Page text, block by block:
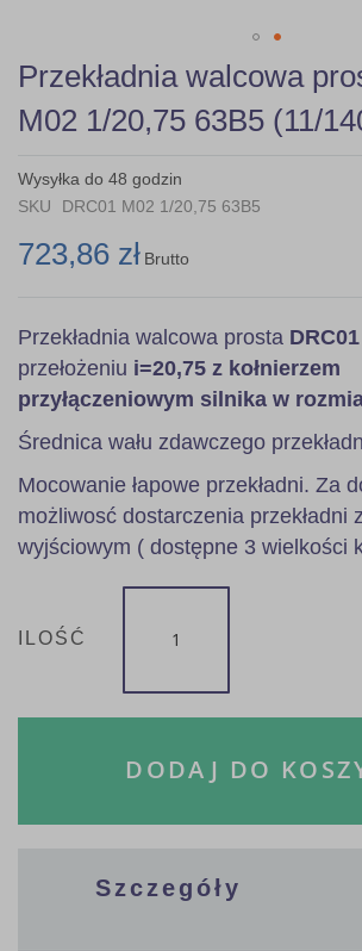
Skip
to
the
beginning
the
images
Przekładnia walcowa
M02 1/20,75 63B5 (11/
Wysyłka do 48 godzin
SKU
DRC01 M02 1/20,75 63B5
723,86 zł Brutto
Przekładnia walcowa prosta
przełożeniu i=20,75 z kołnierzem
przyłączeniowym silnika w
Średnica wału zdawczego
Mocowanie łapowe przekładni. Za
możliwosć dostarczenia przekładni
wyjściowym ( dostępne 3 wielkości
ILOŚĆ
DODAJ DO
Szczegóły